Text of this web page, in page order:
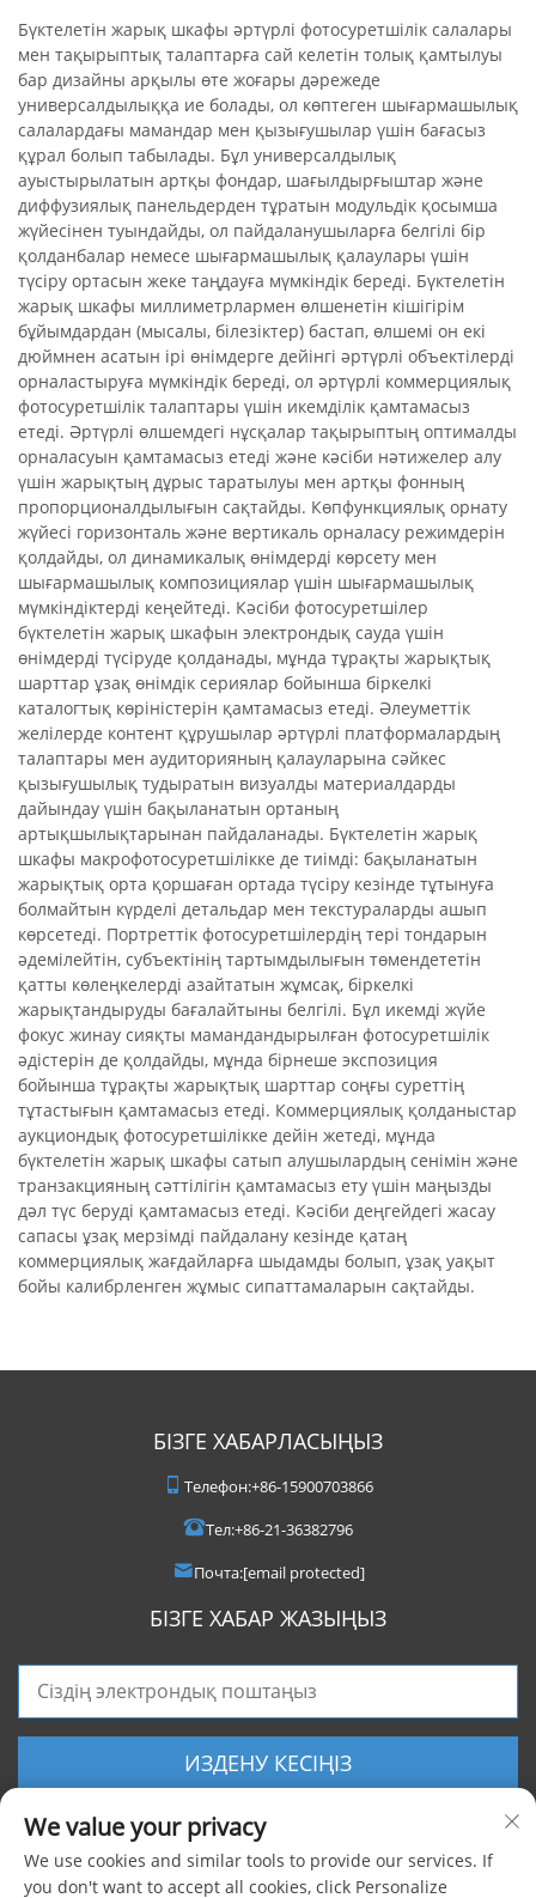
Бүктелетін жарық шкафы әртүрлі фотосуретшілік салалары
мен тақырыптық талаптарға сай келетін толық қамтылуы
бар дизайны арқылы өте жоғары дәрежеде
универсалдылыққа ие болады, ол көптеген шығармашылық
салалардағы мамандар мен қызығушылар үшін бағасыз
құрал болып табылады. Бұл универсалдылық
ауыстырылатын артқы фондар, шағылдырғыштар және
диффузиялық панельдерден тұратын модульдік қосымша
жүйесінен туындайды, ол пайдаланушыларға белгілі бір
қолданбалар немесе шығармашылық қалаулары үшін
түсіру ортасын жеке таңдауға мүмкіндік береді. Бүктелетін
жарық шкафы миллиметрлармен өлшенетін кішігірім
бұйымдардан (мысалы, білезіктер) бастап, өлшемі он екі
дюймнен асатын ірі өнімдерге дейінгі әртүрлі объектілерді
орналастыруға мүмкіндік береді, ол әртүрлі коммерциялық
фотосуретшілік талаптары үшін икемділік қамтамасыз
етеді. Әртүрлі өлшемдегі нұсқалар тақырыптың оптималды
орналасуын қамтамасыз етеді және кәсіби нәтижелер алу
үшін жарықтың дұрыс таратылуы мен артқы фонның
пропорционалдылығын сақтайды. Көпфункциялық орнату
жүйесі горизонталь және вертикаль орналасу режимдерін
қолдайды, ол динамикалық өнімдерді көрсету мен
шығармашылық композициялар үшін шығармашылық
мүмкіндіктерді кеңейтеді. Кәсіби фотосуретшілер
бүктелетін жарық шкафын электрондық сауда үшін
өнімдерді түсіруде қолданады, мұнда тұрақты жарықтық
шарттар ұзақ өнімдік сериялар бойынша біркелкі
каталогтық көріністерін қамтамасыз етеді. Әлеуметтік
желілерде контент құрушылар әртүрлі платформалардың
талаптары мен аудиторияның қалауларына сәйкес
қызығушылық тудыратын визуалды материалдарды
дайындау үшін бақыланатын ортаның
артықшылықтарынан пайдаланады. Бүктелетін жарық
шкафы макрофотосуретшілікке де тиімді: бақыланатын
жарықтық орта қоршаған ортада түсіру кезінде тұтынуға
болмайтын күрделі детальдар мен текстураларды ашып
көрсетеді. Портреттік фотосуретшілердің тері тондарын
әдемілейтін, субъектінің тартымдылығын төмендететін
қатты көлеңкелерді азайтатын жұмсақ, біркелкі
жарықтандыруды бағалайтыны белгілі. Бұл икемді жүйе
фокус жинау сияқты мамандандырылған фотосуретшілік
әдістерін де қолдайды, мұнда бірнеше экспозиция
бойынша тұрақты жарықтық шарттар соңғы суреттің
тұтастығын қамтамасыз етеді. Коммерциялық қолданыстар
аукциондық фотосуретшілікке дейін жетеді, мұнда
бүктелетін жарық шкафы сатып алушылардың сенімін және
транзакцияның сәттілігін қамтамасыз ету үшін маңызды
дәл түс беруді қамтамасыз етеді. Кәсіби деңгейдегі жасау
сапасы ұзақ мерзімді пайдалану кезінде қатаң
коммерциялық жағдайларға шыдамды болып, ұзақ уақыт
бойы калибрленген жұмыс сипаттамаларын сақтайды.
БІЗГЕ ХАБАРЛАСЫҢЫЗ
Телефон:+86-15900703866
Тел:+86-21-36382796
Почта:[email protected]
БІЗГЕ ХАБАР ЖАЗЫҢЫЗ
ИЗДЕНУ КЕСІҢІЗ
We value your privacy
We use cookies and similar tools to provide our services. If
you don't want to accept all cookies, click Personalize